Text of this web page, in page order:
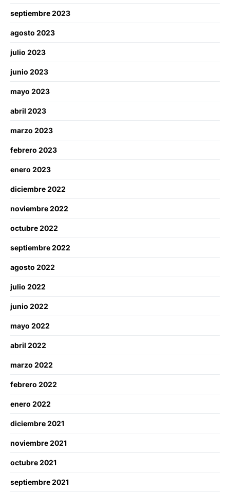
septiembre 2023
agosto 2023
julio 2023
junio 2023
mayo 2023
abril 2023
marzo 2023
febrero 2023
enero 2023
diciembre 2022
noviembre 2022
octubre 2022
septiembre 2022
agosto 2022
julio 2022
junio 2022
mayo 2022
abril 2022
marzo 2022
febrero 2022
enero 2022
diciembre 2021
noviembre 2021
octubre 2021
septiembre 2021